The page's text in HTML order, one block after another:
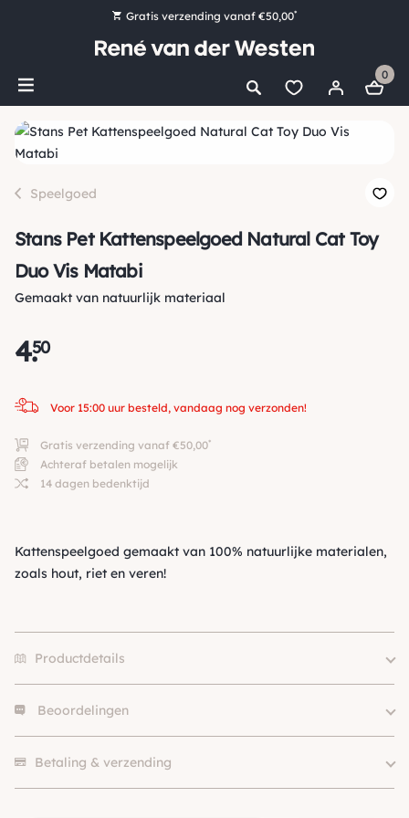
Gratis verzending vanaf €50,00*
Bestel nu, betaal later met Klarna
Ruim 16.000 artikelen op voorraad
0
Speelgoed
Stans Pet Kattenspeelgoed Natural Cat Toy
Duo Vis Matabi
Gemaakt van natuurlijk materiaal
4.
50
Voor 15:00 uur besteld, vandaag nog verzonden!
Gratis verzending vanaf €50,00*
Achteraf betalen mogelijk
14 dagen bedenktijd
Kattenspeelgoed gemaakt van 100% natuurlijke materialen,
zoals hout, riet en veren!
Productdetails
Merk
SKU
210000029011
Beoordelingen
Betaling & verzending